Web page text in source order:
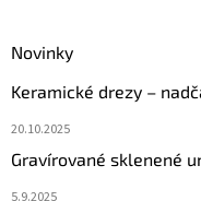
Novinky
Keramické drezy –
20.10.2025
Gravírované sklenené